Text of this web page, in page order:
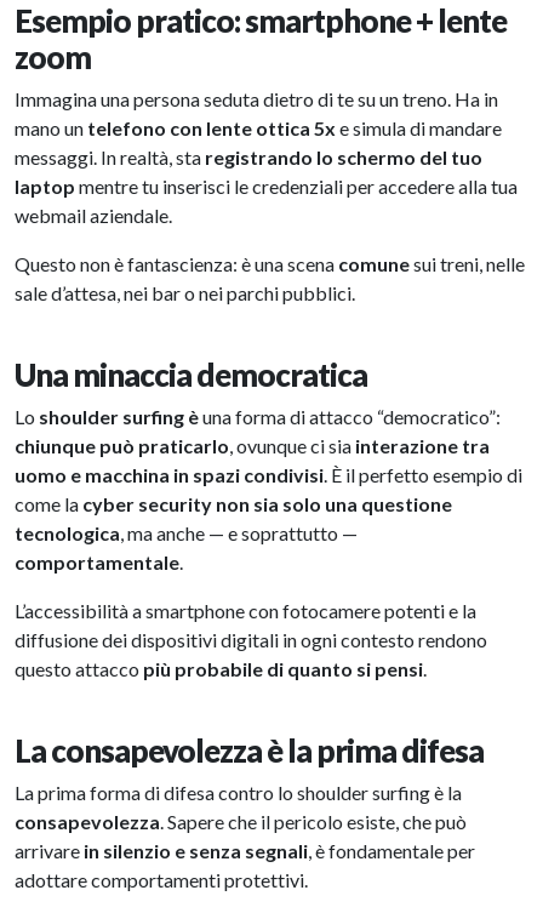
Esempio pratico: smartphone + lente
zoom
Immagina una persona seduta dietro di te su un treno. Ha in
mano un telefono con lente ottica 5x e simula di mandare
messaggi. In realtà, sta registrando lo schermo del tuo
laptop mentre tu inserisci le credenziali per accedere alla tua
webmail aziendale.
Questo non è fantascienza: è una scena comunesui treni, nelle
sale d’attesa, nei bar o nei parchi pubblici.
Una minaccia democratica
Lo shoulder surfing èuna forma di attacco “democratico”:
chiunque può praticarlo, ovunque ci sia interazione tra
uomo e macchina in spazi condivisi. È il perfetto esempio di
come la cyber security non sia solo una questione
tecnologica, ma anche — e soprattutto —
comportamentale.
L’accessibilità a smartphone con fotocamere potenti e la
diffusione dei dispositivi digitali in ogni contesto rendono
questo attacco più probabile di quanto si pensi.
La consapevolezza è la prima difesa
La prima forma di difesa contro lo shoulder surfing è la
consapevolezza. Sapere che il pericolo esiste, che può
arrivare in silenzio e senza segnali, è fondamentale per
adottare comportamenti protettivi.